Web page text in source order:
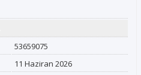
53659075
11 Haziran 2026